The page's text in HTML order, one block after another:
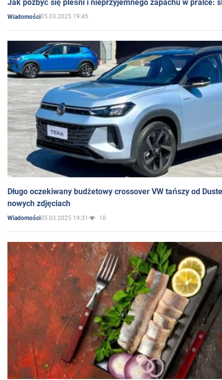
Jak pozbyć się pleśni i nieprzyjemnego zapachu w pralce:
Wiadomości05.03.2025 19:45
Długo oczekiwany budżetowy crossover VW tańszy od
nowych zdjęciach
Wiadomości05.03.2025 19:31 10